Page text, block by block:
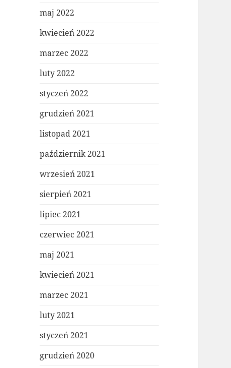
maj 2022
kwiecień 2022
marzec 2022
luty 2022
styczeń 2022
grudzień 2021
listopad 2021
październik 2021
wrzesień 2021
sierpień 2021
lipiec 2021
czerwiec 2021
maj 2021
kwiecień 2021
marzec 2021
luty 2021
styczeń 2021
grudzień 2020